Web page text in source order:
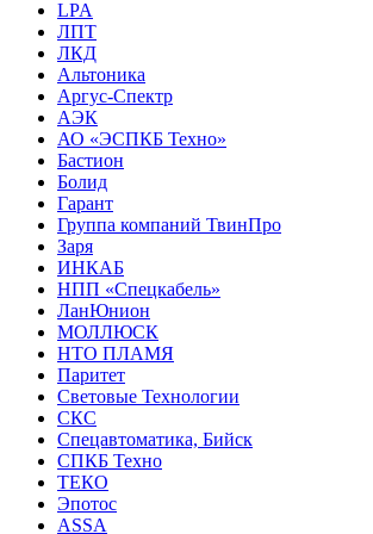
LPA
ЛПТ
ЛКД
Альтоника
Аргус-Спектр
АЭК
АО «ЭСПКБ Техно»
Бастион
Болид
Гарант
Группа компаний ТвинПро
Заря
ИНКАБ
НПП «Спецкабель»
ЛанЮнион
МОЛЛЮСК
НТО ПЛАМЯ
Паритет
Световые Технологии
СКС
Спецавтоматика, Бийск
СПКБ Техно
ТЕКО
Эпотос
ASSA